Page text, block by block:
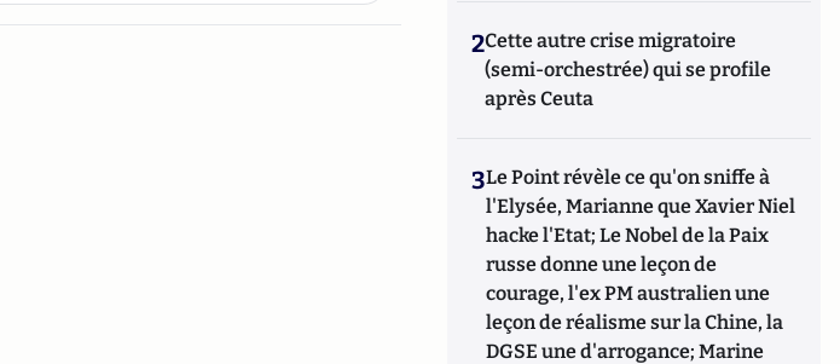
2Cette autre crise migratoire
(semi-orchestrée) qui se profile
après Ceuta
3Le Point révèle ce qu'on sniffe à
l'Elysée, Marianne que Xavier Niel
hacke l'Etat; Le Nobel de la Paix
russe donne une leçon de
courage, l'ex PM australien une
leçon de réalisme sur la Chine, la
DGSE une d'arrogance; Marine